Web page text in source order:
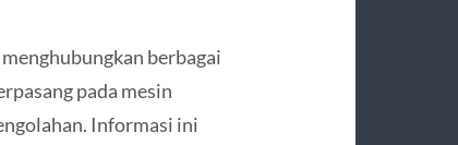
berbagai
pada mesin
Informasi ini